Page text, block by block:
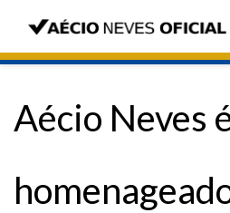
Aécio Neves